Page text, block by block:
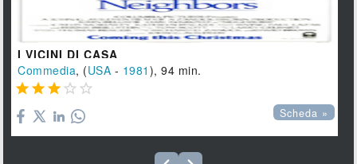
I VICINI DI CASA
Commedia, (USA - 1981 ), 94 min.
    
Scheda »